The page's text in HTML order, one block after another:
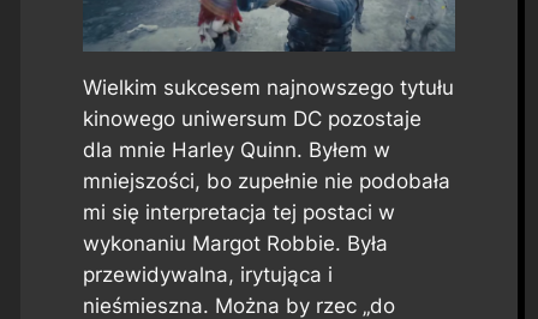
Wielkim sukcesem najnowszego tytułu
kinowego uniwersum DC pozostaje
dla mnie Harley Quinn. Byłem w
mniejszości, bo zupełnie nie podobała
mi się interpretacja tej postaci w
wykonaniu Margot Robbie. Była
przewidywalna, irytująca i
nieśmieszna. Można by rzec „do